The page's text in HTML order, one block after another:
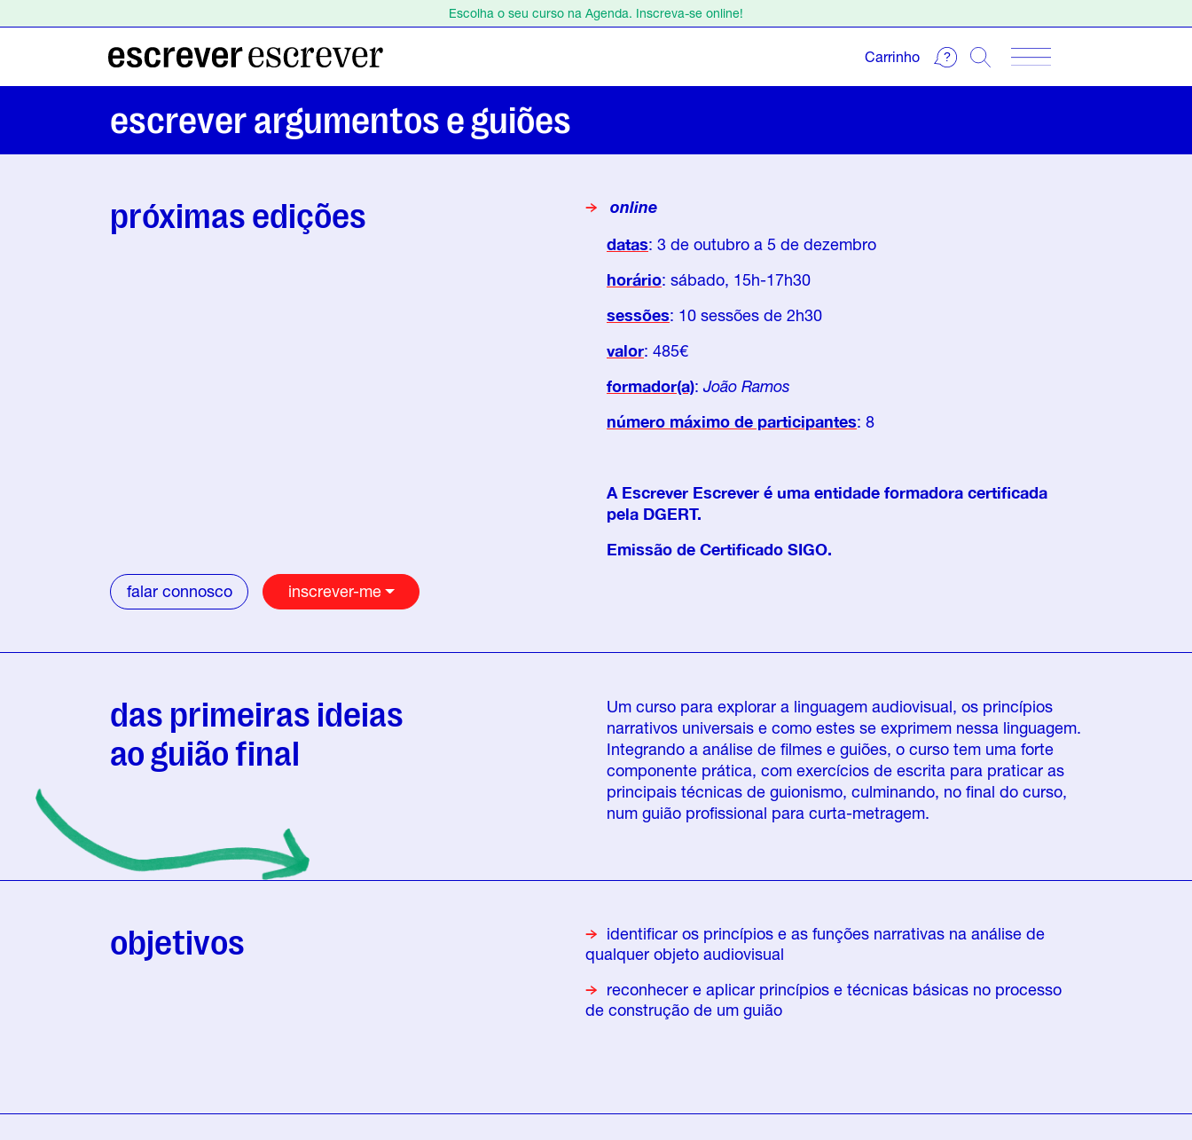
Escolha o seu curso na Agenda. Inscreva-se online!
Carrinho
escrever argumentos e guiões
próximas edições
falar connosco inscrever-me
online
datas: 3 de outubro a 5 de dezembro
horário: sábado, 15h-17h30
sessões: 10 sessões de 2h30
valor: 485€
formador(a):João Ramos
número máximo de participantes: 8
A Escrever Escrever é uma entidade formadora certificada
pela DGERT.
Emissão de Certificado SIGO.
das primeiras ideias
ao guião final
Um curso para explorar a linguagem audiovisual, os princípios
narrativos universais e como estes se exprimem nessa linguagem.
Integrando a análise de filmes e guiões, o curso tem uma forte
componente prática, com exercícios de escrita para praticar as
principais técnicas de guionismo, culminando, no final do curso,
num guião profissional para curta-metragem.
objetivos
identificar os princípios e as funções narrativas na análise de
qualquer objeto audiovisual
reconhecer e aplicar princípios e técnicas básicas no processo
de construção de um guião